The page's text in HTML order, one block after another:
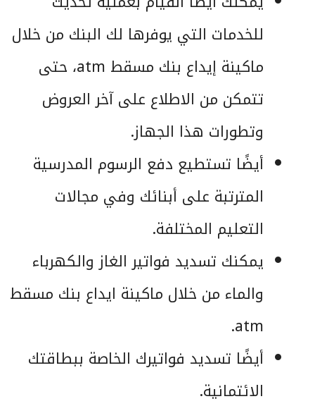
للخدمات التي يوفرها لك البنك من خلال
ماكينة إيداع بنك مسقط atm، حتى
تتمكن من الاطلاع على آخر العروض
وتطورات هذا الجهاز.
أيضًا تستطيع دفع الرسوم المدرسية
المترتبة على أبنائك وفي مجالات
التعليم المختلفة.
يمكنك تسديد فواتير الغاز والكهرباء
والماء من خلال ماكينة ايداع بنك مسقط
atm.
أيضًا تسديد فواتيرك الخاصة ببطاقتك
الائتمانية.